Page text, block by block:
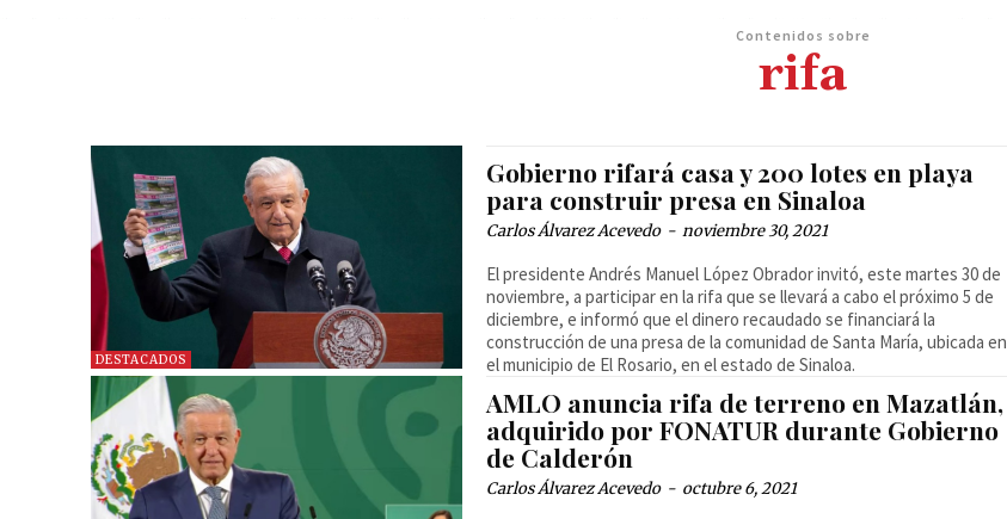
Contenidos sobre
rifa
DESTACADOS
Gobierno rifará casa y 200 lotes en playa
para construir presa en Sinaloa
Carlos Álvarez Acevedo - noviembre 30, 2021
El presidente Andrés Manuel López Obrador invitó, este martes 30 de
noviembre, a participar en la rifa que se llevará a cabo el próximo 5 de
diciembre, e informó que el dinero recaudado se financiará la
construcción de una presa de la comunidad de Santa María, ubicada en
el municipio de El Rosario, en el estado de Sinaloa.
AMLO anuncia rifa de terreno en Mazatlán,
adquirido por FONATUR durante Gobierno
de Calderón
Carlos Álvarez Acevedo - octubre 6, 2021